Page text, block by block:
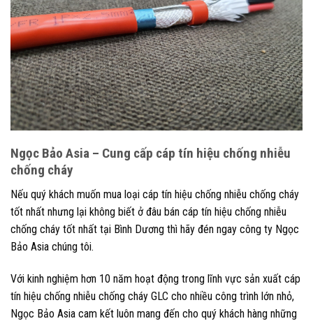
Ngọc Bảo Asia – Cung cấp cáp tín hiệu chống nhiễu
chống cháy
Nếu quý khách muốn mua loại cáp tín hiệu chống nhiễu chống cháy
tốt nhất nhưng lại không biết ở đâu bán cáp tín hiệu chống nhiễu
chống cháy tốt nhất tại Bình Dương thì hãy đén ngay công ty Ngọc
Bảo Asia chúng tôi.
Với kinh nghiệm hơn 10 năm hoạt động trong lĩnh vực sản xuất cáp
tín hiệu chống nhiễu chống cháy GLC cho nhiều công trình lớn nhỏ,
Ngọc Bảo Asia cam kết luôn mang đến cho quý khách hàng những